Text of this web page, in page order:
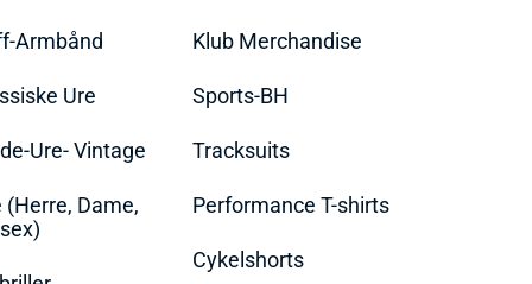
Armbånd
Ure
Ure- Vintage
(Herre, Dame,
Klub Merchandise
Sports-BH
Tracksuits
Performance T-shirts
Cykelshorts